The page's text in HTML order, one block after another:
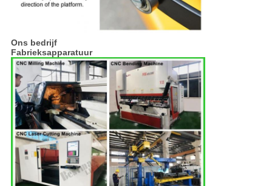
Ons bedrijf
Fabrieksapparatuur